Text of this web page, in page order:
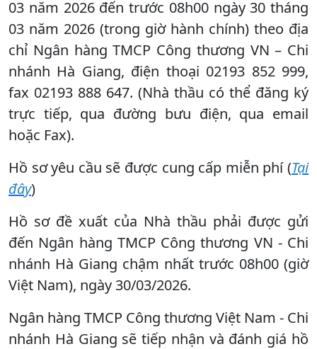
03 năm 2026 đến trước 08h00 ngày 30 tháng
03 năm 2026 (trong giờ hành chính) theo địa
chỉ Ngân hàng TMCP Công thương VN – Chi
nhánh Hà Giang, điện thoại 02193 852 999,
fax 02193 888 647. (Nhà thầu có thể đăng ký
trực tiếp, qua đường bưu điện, qua email
hoặc Fax).
Hồ sơ yêu cầu sẽ được cung cấp miễn phí (Tại
đây)
Hồ sơ đề xuất của Nhà thầu phải được gửi
đến Ngân hàng TMCP Công thương VN - Chi
nhánh Hà Giang chậm nhất trước 08h00 (giờ
Việt Nam), ngày 30/03/2026.
Ngân hàng TMCP Công thương Việt Nam - Chi
nhánh Hà Giang sẽ tiếp nhận và đánh giá hồ